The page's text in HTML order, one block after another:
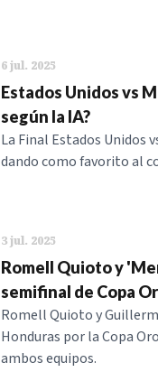
6 jul. 2025
Estados Unidos vs
según la IA?
La Final Estados Unidos
dando como favorito al
3 jul. 2025
Romell Quioto y
semifinal de Copa
Romell Quioto y
Honduras por la Copa
ambos equipos.